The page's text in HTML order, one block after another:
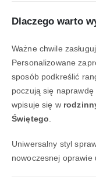
Dlaczego warto
Ważne chwile
Personalizowane
sposób podkreślić
poczują się
wpisuje się w
Świętego.
Uniwersalny styl
nowoczesnej oprawie